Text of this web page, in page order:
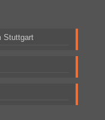
Stuttgart